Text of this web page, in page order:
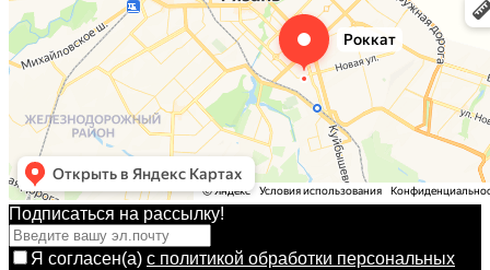
Подписаться на рассылкy!
Я согласен(a) с политикой обработки персональных